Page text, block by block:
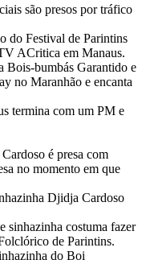
são presos por tráfico
do Festival de Parintins
ACritica em Manaus.
Bois-bumbás Garantido e
no Maranhão e encanta
termina com um PM e
é presa com
no momento em que
Djidja Cardoso
sinhazinha costuma fazer
de Parintins.
do Boi